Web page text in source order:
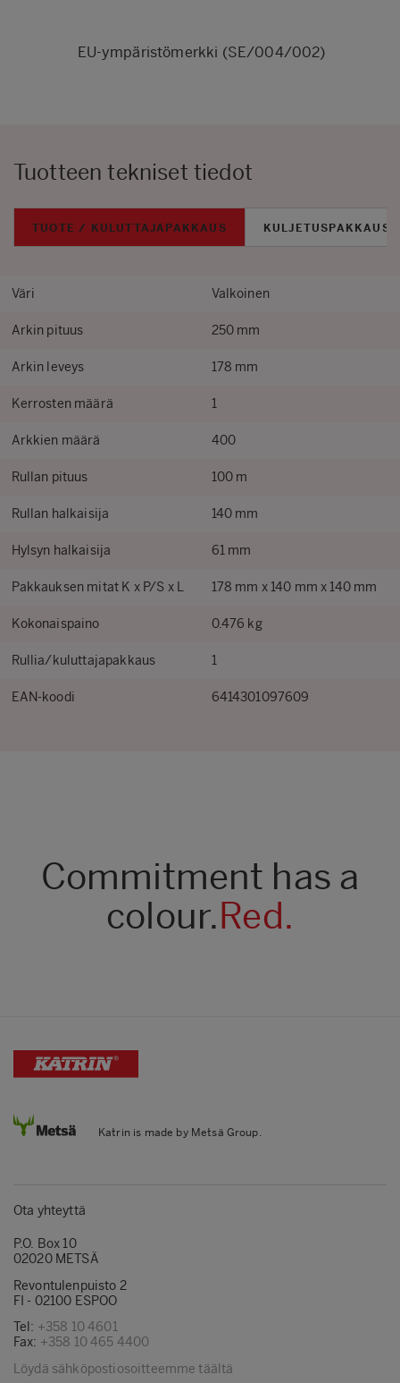
EU-ympäristömerkki (SE/004/002)
Tuotteen tekniset tiedot
TUOTE / KULUTTAJAPAKKAUS KULJETUSPAKKAUS
Väri Valkoinen
Arkin pituus 250 mm
Arkin leveys 178 mm
Kerrosten määrä 1
Arkkien määrä 400
Rullan pituus 100 m
Rullan halkaisija 140 mm
Hylsyn halkaisija 61 mm
Pakkauksen mitat K x P/S x L 178 mm x 140 mm x 140 mm
Kokonaispaino 0.476 kg
Rullia/kuluttajapakkaus 1
EAN-koodi 6414301097609
Commitment has a
colour.Red.
Katrin is made by Metsä Group.
Ota yhteyttä
P.O. Box 10
02020 METSÄ
Revontulenpuisto 2
FI - 02100 ESPOO
Tel: +358 10 4601
Fax: +358 10 465 4400
Löydä sähköpostiosoitteemme täältä